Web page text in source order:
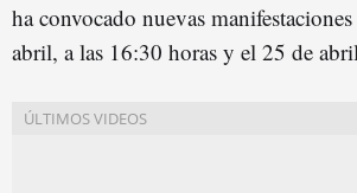
ha convocado nuevas
abril, a las 16:30 horas y el 25 de